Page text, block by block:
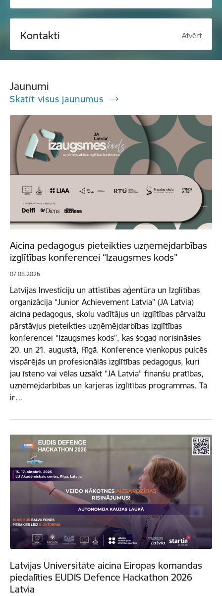
Kontakti Atvērt
Jaunumi
Skatīt visus jaunumus
Aicina pedagogus pieteikties uzņēmējdarbības
izglītības konferencei “Izaugsmes kods”
07.08.2026.
Latvijas Investīciju un attīstības aģentūra un Izglītības
organizācija “Junior Achievement Latvia” (JA Latvia)
aicina pedagogus, skolu vadītājus un izglītības pārvalžu
pārstāvjus pieteikties uzņēmējdarbības izglītības
konferencei “Izaugsmes kods”, kas šogad norisināsies
20. un 21. augustā, Rīgā. Konference vienkopus pulcēs
vispārējās un profesionālās izglītības pedagogus, kuri
jau īsteno vai vēlas uzsākt “JA Latvia” finanšu pratības,
uzņēmējdarbības un karjeras izglītības programmas. Tā
ir…
Latvijas Universitāte aicina Eiropas komandas
piedalīties EUDIS Defence Hackathon 2026
Latvia